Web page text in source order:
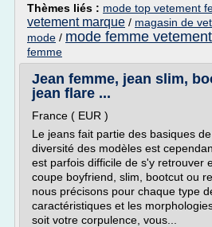
Thèmes liés : mode top vetement
vetement marque / magasin de
mode / mode femme vetement
femme
Jean femme, jean slim,
jean flare ...
France ( EUR )
Le jeans fait partie des basiques
diversité des modèles est
est parfois difficile de s'y retrouver
coupe boyfriend, slim, bootcut ou
nous précisons pour chaque type
caractéristiques et les
soit votre corpulence, vous...